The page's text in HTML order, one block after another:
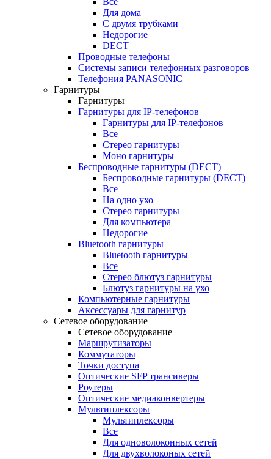
Для дома
С двумя трубками
Недорогие
DECT
Проводные телефоны
Системы записи телефонных разговоров
Телефония PANASONIC
Гарнитуры
Гарнитуры
Гарнитуры для IP-телефонов
Гарнитуры для IP-телефонов
Все
Стерео гарнитуры
Моно гарнитуры
Беспроводные гарнитуры (DECT)
Беспроводные гарнитуры (DECT)
Все
На одно ухо
Стерео гарнитуры
Для компьютера
Недорогие
Bluetooth гарнитуры
Bluetooth гарнитуры
Все
Стерео блютуз гарнитуры
Блютуз гарнитуры на ухо
Компьютерные гарнитуры
Аксессуары для гарнитур
Сетевое оборудование
Сетевое оборудование
Маршрутизаторы
Коммутаторы
Точки доступа
Оптические SFP трансиверы
Роутеры
Оптические медиаконвертеры
Мультиплексоры
Мультиплексоры
Все
Для одноволоконных сетей
Для двухволоконых сетей